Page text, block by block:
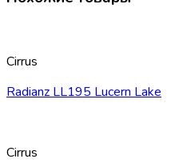
Cirrus
Radianz LL195 Lucern Lake
Cirrus